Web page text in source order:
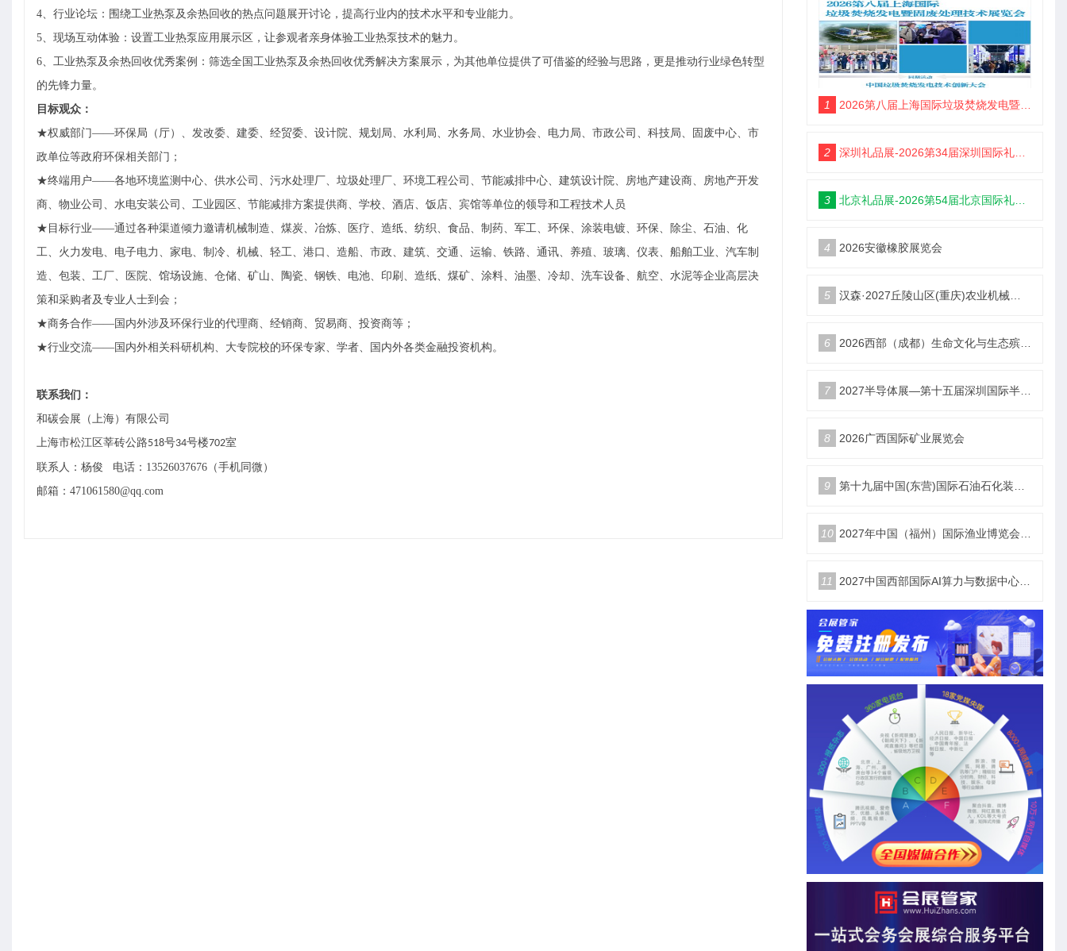
4、行业论坛：围绕工业热泵及余热回收的热点问题展开讨论，提高行业内的技术水平和专业能力。
5、现场互动体验：设置工业热泵应用 展示区，让参观者亲身体验工业热泵技术的魅力。
6、 工业热泵及余热回收优秀案例：筛选全国 工业热泵及余热回收优秀解决方案展示，为其他单位提供了可借鉴的经验与思路，更是推动行业绿色转型
的先锋力量。
目标观众：
★权威部门——环保局（厅）、发改委、建委、经贸委、设计院、规划局、水利局、水务局、水业协会、电力局、市政公司、科技局、固废中心、市
政单位等政府环保相关部门；
★终端用户——各地环境监测中心、供水公司、污水处理厂、垃圾处理厂、环境工程公司、节能减排中心、建筑设计院、房地产建设商、房地产开发
商、物业公司、水电安装公司、工业园区、节能减排方案提供商、学校、酒店、饭店、宾馆等单位的领导和工程技术人员
★目标行业——通过各种渠道倾力邀请机械制造、煤炭、冶炼、医疗、造纸、纺织、食品、制药、军工、环保、涂装电镀、环保、除尘、石油、化
工、火力发电、电子电力、家电、制冷、机械、轻工、港口、造船、市政、建筑、交通、运输、铁路、通讯、养殖、玻璃、仪表、船舶工业、汽车制
造、包装、工厂、医院、馆场设施、仓储、矿山、陶瓷、钢铁、电池、印刷、造纸、煤矿、涂料、油墨、冷却、洗车设备、航空、水泥等企业高层决
策和采购者及专业人士到会；
★商务合作——国内外涉及环保行业的代理商、经销商、贸易商、投资商等；
★行业交流——国内外相关科研机构、大专院校的环保专家、学者、国内外各类金融投资机构。
联系我们：
和碳会展（上海）有限公司
上海市松江区莘砖公路518号34号楼702室
联系人：杨俊 电话： 13526037676（手机同微）
邮箱： 471061580@qq.com
1 2026第八届上海国际垃圾焚烧发电暨固废处理技术展览会
2 深圳礼品展-2026第34届深圳国际礼品及家居用品展览会
3 北京礼品展-2026第54届北京国际礼品、赠品及家庭用品展览会
4 2026安徽橡胶展览会
5 汉森·2027丘陵山区(重庆)农业机械展览会
6 2026西部（成都）生命文化与生态殡葬产业展览会
7 2027半导体展—第十五届深圳国际半导体产业展览会
8 2026广西国际矿业展览会
9 第十九届中国(东营)国际石油石化装备与技术展览会
10 2027年中国（福州）国际渔业博览会|福州渔博会
11 2027中国西部国际AI算力与数据中心液冷产业展览会